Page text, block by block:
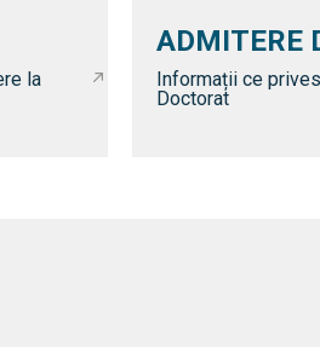
la
ADMITERE
Informații ce
Doctorat